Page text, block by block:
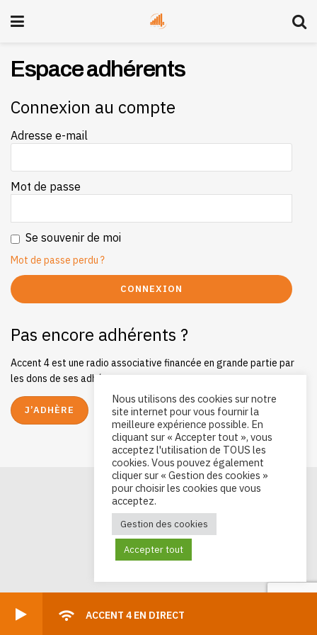
Espace adhérents
Connexion au compte
Adresse e-mail
Mot de passe
Se souvenir de moi
Mot de passe perdu ?
Pas encore adhérents ?
Accent 4 est une radio associative financée en grande partie par
les dons de ses adhérents.
J’ADHÈRE
ACCENT 4 EN DIRECT
Nous utilisons des cookies sur notre
site internet pour vous fournir la
meilleure expérience possible. En
cliquant sur « Accepter tout », vous
acceptez l'utilisation de TOUS les
cookies. Vous pouvez également
cliquer sur « Gestion des cookies »
pour choisir les cookies que vous
acceptez.
Gestion des cookies
Accepter tout